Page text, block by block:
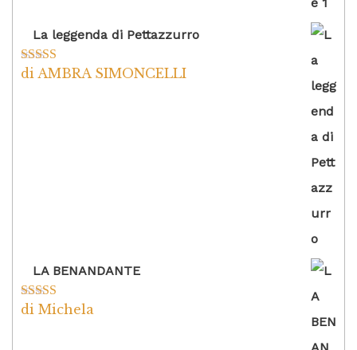
La leggenda di Pettazzurro
Valutato5su
di AMBRA SIMONCELLI
LA BENANDANTE
Valutato5su
di Michela